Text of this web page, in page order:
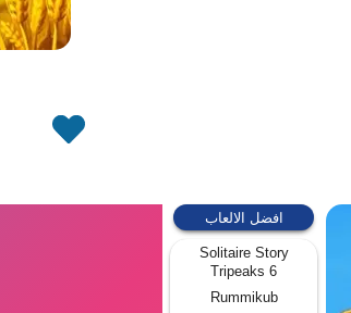
افضل الالعاب
Solitaire Story
Tripeaks 6
Rummikub